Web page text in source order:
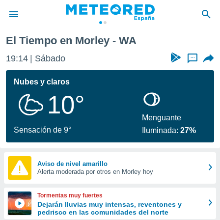
de
por
se
calidad.
a este
las
y
forma
digital
basada
El Tiempo en Morley - WA
19:14 Sábado ...
Nubes y claros
10°
Sensación de 9°
Menguante
Iluminada:27%
Aviso de nivel amarillo
Alerta moderada por otros en Morley hoy
Tormentas muy fuertes
Dejarán lluvias muy intensas, reventones y
pedrisco en las comunidades del norte